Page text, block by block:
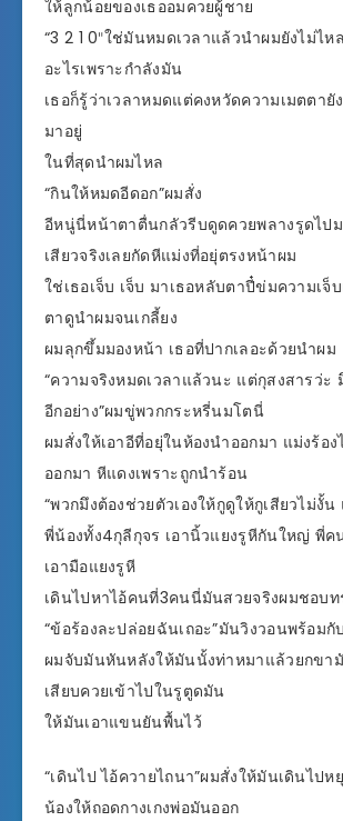
ให้ลูกน้อยของเธออมควยผู้ชาย
“3 2 1 0″ใช่มันหมดเวลาแล้วนำผมยังไม่ไ
อะไรเพราะกำลังมัน
เธอก็รู้ว่าเวลาหมดแต่คงหวัดความเมตตายั
มาอยู่
ในที่สุดนำผมไหล
“กินให้หมดอีดอก”ผมสั่ง
อีหนู่นี่หน้าตาตื่นกลัวรีบดูดควยพลางรูดไป
เสียวจริงเลยกัดหีแม่งที่อยุ่ตรงหน้าผม
ใช่เธอเจ็บ เจ็บ มาเธอหลับตาปี๋ข่มความเจ็
ตาดูนำผมจนเกลี้ยง
ผมลุกขึ้มมองหน้า เธอที่ปากเลอะด้วยนำผม
“ความจริงหมดเวลาแล้วนะ แต่กุสงสารว่ะ
อีกอย่าง”ผมขู่พวกกระหรี่นมโตนี่
ผมสั่งให้เอาอีที่อยุ่ในห้องนำออกมา แม่งร้อง
ออกมา หีแดงเพราะถูกนำร้อน
“พวกมึงต้องช่วยตัวเองให้กูดูให้กูเสียวไม่งั้น
พี่น้องทั้ง4กุลีกุจร เอานิ้วแยงรูหีกันใหญ่ พี่
เอามือแยงรูหี
เดินไปหาไอ้คนที่3คนนี่มันสวยจริงผมชอบ
“ข้อร้องละปล่อยฉันเถอะ”มันวิงวอนพร้อมกั
ผมจับมันหันหลังให้มันนั้งท่าหมาแล้วยกขา
เสียบควยเข้าไปในรูตูดมัน
ให้มันเอาแขนยันพื้นไว้
“เดินไป ไอ้ควายไถนา”ผมสั่งให้มันเดินไป
น้องให้ถอดกางเกงพ่อมันออก